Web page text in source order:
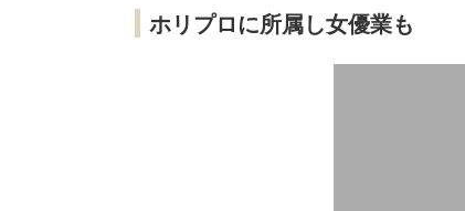
ホリプロに所属し女優業も